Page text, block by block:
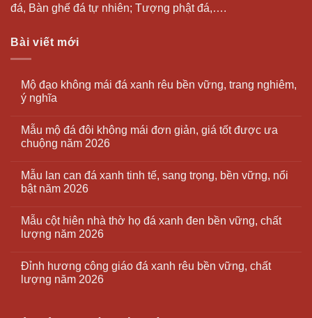
đá, Bàn ghế đá tự nhiên; Tượng phật đá,….
Bài viết mới
Mộ đạo không mái đá xanh rêu bền vững, trang nghiêm,
ý nghĩa
Mẫu mộ đá đôi không mái đơn giản, giá tốt được ưa
chuộng năm 2026
Mẫu lan can đá xanh tinh tế, sang trọng, bền vững, nổi
bật năm 2026
Mẫu cột hiên nhà thờ họ đá xanh đen bền vững, chất
lượng năm 2026
Đỉnh hương công giáo đá xanh rêu bền vững, chất
lượng năm 2026